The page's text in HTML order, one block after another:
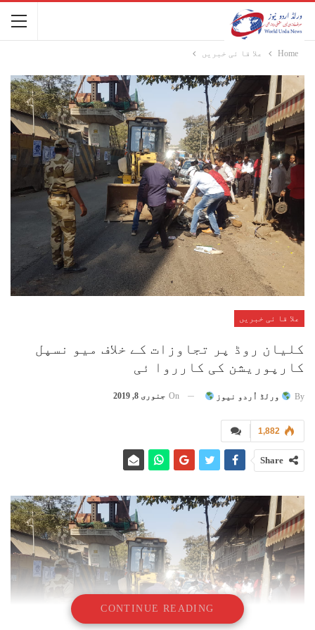
Home علا قا ئی خبریں
علا قا ئی خبریں
کلیان روڈ پر تجاوزات کے خلاف میو نسپل
کارپوریشن کی کارروا ئی
By ورلڈ اُردو نیوز On جنوری 8, 2019
1,882
Share
CONTINUE READING